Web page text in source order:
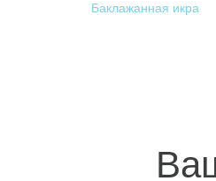
Баклажанная икра